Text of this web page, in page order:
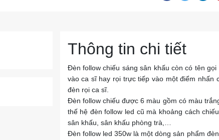
Thông tin chi tiết
Đèn follow chiếu sáng sân khấu còn có tên
vào ca sĩ hay rọi trực tiếp vào một điểm
đèn rọi ca sĩ.
Đèn follow chiếu được 6 màu gồm có màu
thế hệ đèn follow led cũ mà khoảng cách
sân khấu, sân khấu phòng trà,…
Đèn follow led 350w là một dòng sản phẩm